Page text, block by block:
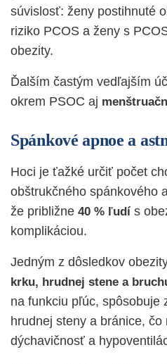
súvislosť: ženy postihnuté
riziko PCOS a ženy s
obezity.
Ďalším častým vedľajším
okrem PSOC aj
Spánkové apnoe a
Hoci je ťažké určiť počet
obštrukčného spánkového
že približne 40 % ľudí s
komplikáciou.
Jedným z dôsledkov
krku, hrudnej stene a
na funkciu pľúc, spôsobuje
hrudnej steny a bránice,
dýchavičnosť a